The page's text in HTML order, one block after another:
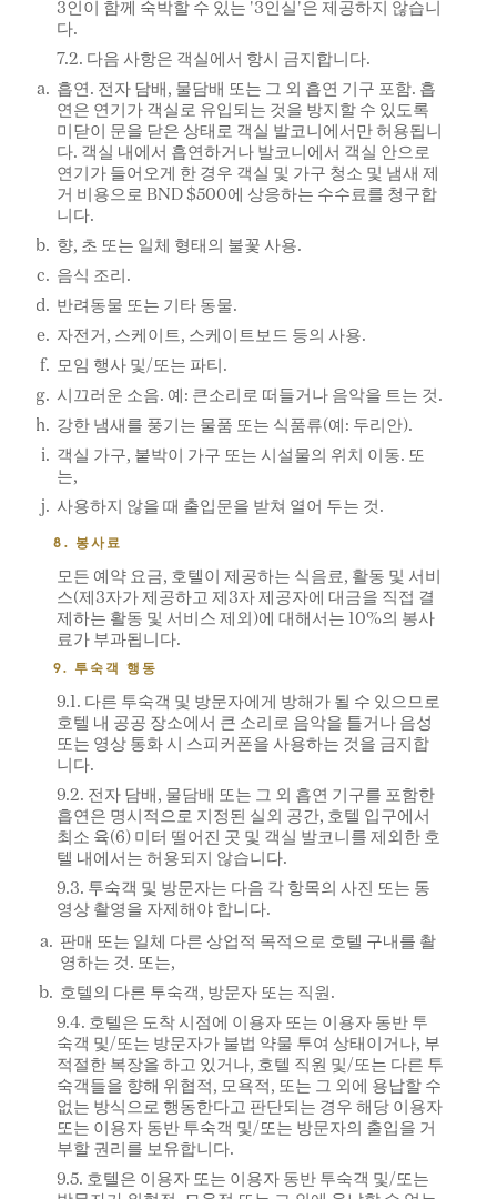
3인이 함께 숙박할 수 있는 '3인실'은 제공하지 않습니
다.
7.2. 다음 사항은 객실에서 항시 금지합니다.
흡연. 전자 담배, 물담배 또는 그 외 흡연 기구 포함. 흡
연은 연기가 객실로 유입되는 것을 방지할 수 있도록
미닫이 문을 닫은 상태로 객실 발코니에서만 허용됩니
다. 객실 내에서 흡연하거나 발코니에서 객실 안으로
연기가 들어오게 한 경우 객실 및 가구 청소 및 냄새 제
거 비용으로 BND $500에 상응하는 수수료를 청구합
니다.
향, 초 또는 일체 형태의 불꽃 사용.
음식 조리.
반려동물 또는 기타 동물.
자전거, 스케이트, 스케이트보드 등의 사용.
모임 행사 및/또는 파티.
시끄러운 소음. 예: 큰소리로 떠들거나 음악을 트는 것.
강한 냄새를 풍기는 물품 또는 식품류(예: 두리안).
객실 가구, 붙박이 가구 또는 시설물의 위치 이동. 또
는,
사용하지 않을 때 출입문을 받쳐 열어 두는 것.
8. 봉사료
모든 예약 요금, 호텔이 제공하는 식음료, 활동 및 서비
스(제3자가 제공하고 제3자 제공자에 대금을 직접 결
제하는 활동 및 서비스 제외)에 대해서는 10%의 봉사
료가 부과됩니다.
9. 투숙객 행동
9.1. 다른 투숙객 및 방문자에게 방해가 될 수 있으므로
호텔 내 공공 장소에서 큰 소리로 음악을 틀거나 음성
또는 영상 통화 시 스피커폰을 사용하는 것을 금지합
니다.
9.2. 전자 담배, 물담배 또는 그 외 흡연 기구를 포함한
흡연은 명시적으로 지정된 실외 공간, 호텔 입구에서
최소 육(6) 미터 떨어진 곳 및 객실 발코니를 제외한 호
텔 내에서는 허용되지 않습니다.
9.3. 투숙객 및 방문자는 다음 각 항목의 사진 또는 동
영상 촬영을 자제해야 합니다.
판매 또는 일체 다른 상업적 목적으로 호텔 구내를 촬
영하는 것. 또는,
호텔의 다른 투숙객, 방문자 또는 직원.
9.4. 호텔은 도착 시점에 이용자 또는 이용자 동반 투
숙객 및/또는 방문자가 불법 약물 투여 상태이거나, 부
적절한 복장을 하고 있거나, 호텔 직원 및/또는 다른 투
숙객들을 향해 위협적, 모욕적, 또는 그 외에 용납할 수
없는 방식으로 행동한다고 판단되는 경우 해당 이용자
또는 이용자 동반 투숙객 및/또는 방문자의 출입을 거
부할 권리를 보유합니다.
9.5. 호텔은 이용자 또는 이용자 동반 투숙객 및/또는